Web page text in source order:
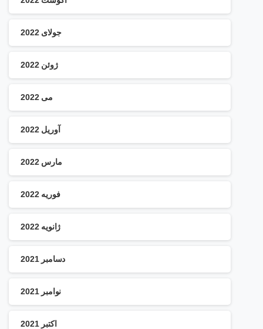
جولای 2022
ژوئن 2022
می 2022
آوریل 2022
مارس 2022
فوریه 2022
ژانویه 2022
دسامبر 2021
نوامبر 2021
اکتبر 2021